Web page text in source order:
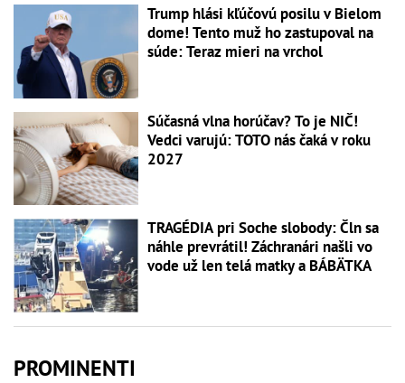
Trump hlási kľúčovú posilu v Bielom
dome! Tento muž ho zastupoval na
súde: Teraz mieri na vrchol
Súčasná vlna horúčav? To je NIČ!
Vedci varujú: TOTO nás čaká v roku
2027
TRAGÉDIA pri Soche slobody: Čln sa
náhle prevrátil! Záchranári našli vo
vode už len telá matky a BÁBÄTKA
PROMINENTI